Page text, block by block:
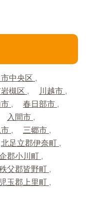
中央区
槻区
川越市
春日部市
入間市
三郷市
北足立郡伊奈町
郡小川町
父郡皆野町
児玉郡上里町